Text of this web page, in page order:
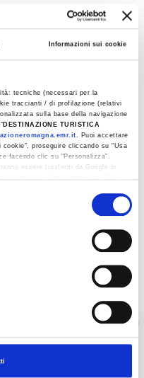
Informazioni sui cookie
tecniche (necessari per la
traccianti / di profilazione (relativi
sulla base della navigazione
DESTINAZIONE TURISTICA
. Puoi accettare
proseguire cliccando su “Usa
facendo clic su “Personalizza”.
essere trasferiti da Google in